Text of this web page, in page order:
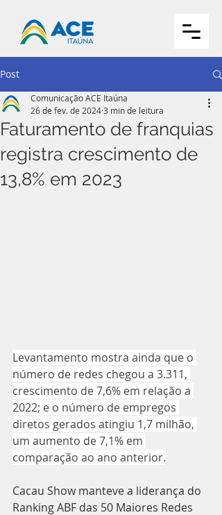
Post
Faturamento de franquias
registra crescimento de
13,8% em 2023
Comunicação ACE Itaúna
26 de fev. de 20243 min de leitura
Levantamento mostra ainda que o
número de redes chegou a 3.311,
crescimento de 7,6% em relação a
2022; e o número de empregos
diretos gerados atingiu 1,7 milhão,
um aumento de 7,1% em
comparação ao ano anterior.
Cacau Show manteve a liderança do
Ranking ABF das 50 Maiores Redes